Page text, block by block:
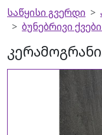
საწყისი გვერდი
ბუნებრივი